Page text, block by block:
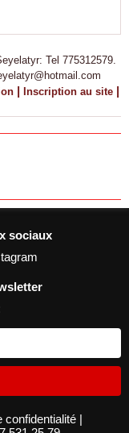
Tel 775312579.
| Inscription au site |
sociaux
confidentialité |